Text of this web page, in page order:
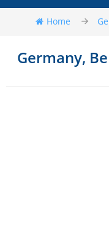
Home
Germany,